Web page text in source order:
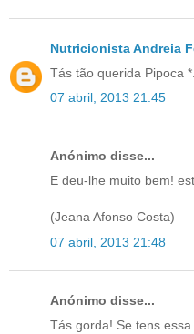
Nutricionista Andreia
Tás tão querida Pipoca
07 abril, 2013 21:45
Anónimo disse...
E deu-lhe muito bem!
(Jeana Afonso Costa)
07 abril, 2013 21:48
Anónimo disse...
Tás gorda! Se tens